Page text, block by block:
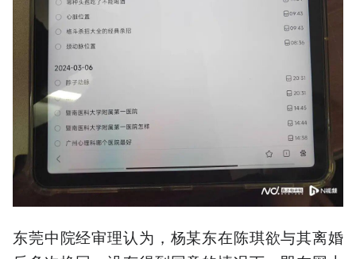
东莞中院经审理认为，杨某东在陈琪欲与其离婚